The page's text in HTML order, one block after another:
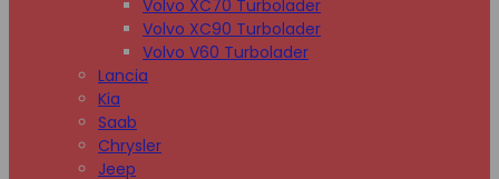
Volvo XC70 Turbolader
Volvo XC90 Turbolader
Volvo V60 Turbolader
Lancia
Kia
Saab
Chrysler
Jeep